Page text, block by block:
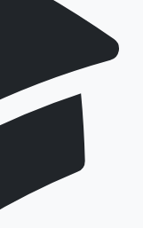
körkortstillstånd
praxis.
kontakta